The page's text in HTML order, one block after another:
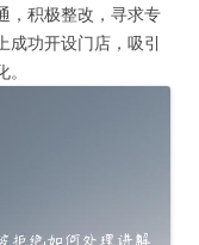
，积极整改，寻求专
成功开设门店，吸引